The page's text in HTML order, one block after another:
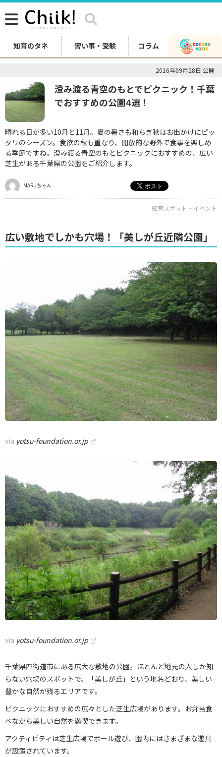
知育のタネ 習い事・受験 コラム
2016年09月28日 公開
澄み渡る青空のもとでピクニック！千葉
でおすすめの公園4選！
晴れる日が多い10月と11月。夏の暑さも和らぎ秋はお出かけにピッ
タリのシーズン。食欲の秋も重なり、開放的な野外で食事を楽しめ
る季節ですね。澄み渡る青空のもとピクニックにおすすめの、広い
芝生がある千葉県の公園をご紹介します。
MARUちゃん
知育スポット・イベント
広い敷地でしかも穴場！「美しが丘近隣公園」
via yotsu-foundation.or.jp
via yotsu-foundation.or.jp
千葉県四街道市にある広大な敷地の公園。ほとんど地元の人しか知
らない穴場のスポットで、「美しが丘」という地名どおり、美しい
豊かな自然が残るエリアです。
ピクニックにおすすめの広々とした芝生広場があります。お弁当食
べながら美しい自然を満喫できます。
アクティビティは芝生広場でボール遊び、園内にはさまざまな遊具
が設置されています。